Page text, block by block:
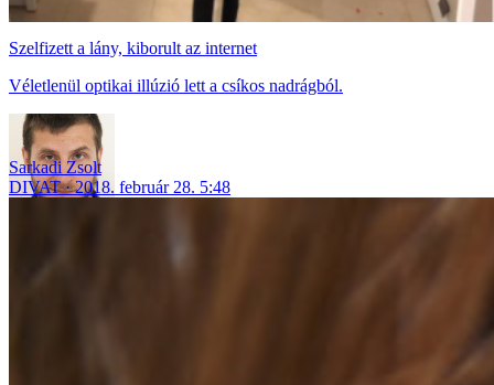
Szelfizett a lány, kiborult az internet
Véletlenül optikai illúzió lett a csíkos nadrágból.
Sarkadi Zsolt
DIVAT
2018. február 28. 5:48